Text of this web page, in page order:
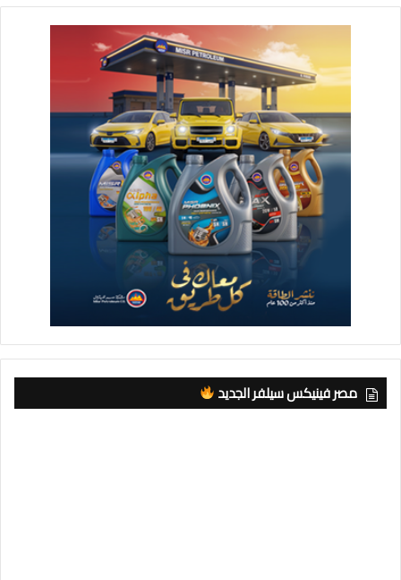
مصر فينيكس سيلفر الجديد